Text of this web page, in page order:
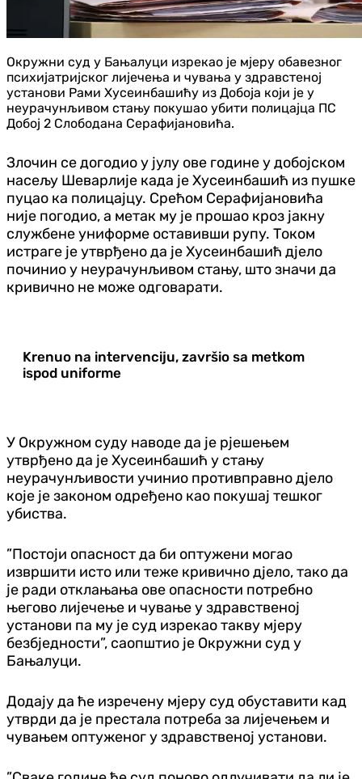
Окружни суд у Бањалуци изрекао је мјеру обавезног
психијатријског лијечења и чувања у здравстеној
установи Рами Хусеинбашићу из Добоја који је у
неурачунљивом стању покушао убити полицајца ПС
Добој 2 Слободана Серафијановића.
Злочин се догодио у јулу ове године у добојском
насељу Шеварлије када је Хусеинбашић из пушке
пуцао ка полицајцу. Срећом Серафијановића
није погодио, а метак му је прошао кроз јакну
службене униформе оставивши рупу. Током
истраге је утврђено да је Хусеинбашић дјело
починио у неурачунљивом стању, што значи да
кривично не може одговарати.
Krenuo na intervenciju, završio sa metkom
ispod uniforme
У Окружном суду наводе да је рјешењем
утврђено да је Хусеинбашић у стању
неурачунљивости учинио противправно дјело
које је законом одређено као покушај тешког
убиства.
”Постоји опасност да би оптужени могао
извршити исто или теже кривично дјело, тако да
је ради отклањања ове опасности потребно
његово лијечење и чување у здравственој
установи па му је суд изрекао такву мјеру
безбједности”, саопштио је Окружни суд у
Бањалуци.
Додају да ће изречену мјеру суд обуставити кад
утврди да је престала потреба за лијечењем и
чувањем оптуженог у здравственој установи.